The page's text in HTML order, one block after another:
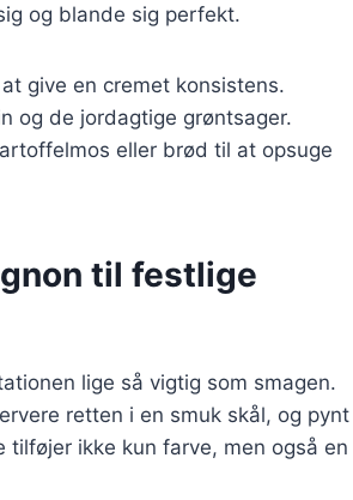
og blande sig perfekt.
give en cremet konsistens.
og de jordagtige grøntsager.
eller brød til at opsuge
til festlige
lige så vigtig som smagen.
retten i en smuk skål, og pynt
ikke kun farve, men også en